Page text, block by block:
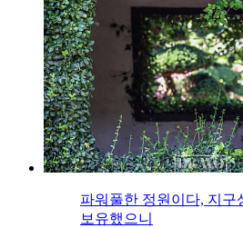
파워풀한 정원이다, 지구
보유했으니